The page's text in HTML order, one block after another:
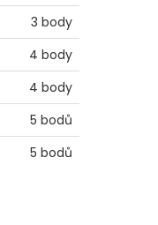
3 body
4 body
4 body
5 bodů
5 bodů